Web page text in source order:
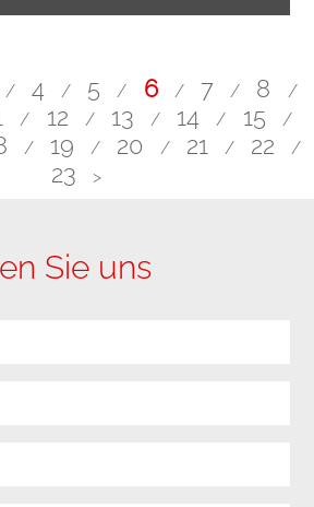
/ 4 / 5 / 6 / 7 / 8 /
/ 12 / 13 / 14 / 15 /
/ 19 / 20 / 21 / 22 /
23 >
Sie uns